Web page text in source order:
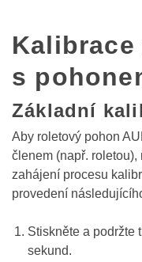
Kalibrace
s
Základní
Aby roletový pohon
členem (např.
zahájení procesu
provedení
Stiskněte a podržte
sekund.